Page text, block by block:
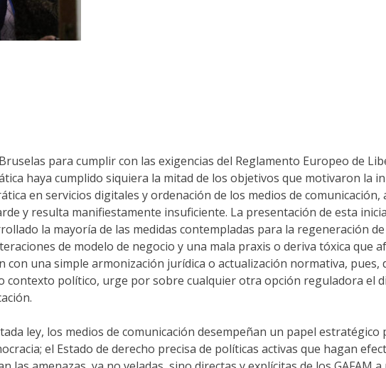
para cumplir con las exigencias del Reglamento Europeo de
haya cumplido siquiera la mitad de los objetivos que motivaron la
en servicios digitales y ordenación de los medios de comunicación,
y resulta manifiestamente insuficiente. La presentación de esta
la mayoría de las medidas contempladas para la regeneración
de modelo de negocio y una mala praxis o deriva tóxica que
con una simple armonización jurídica o actualización normativa, pues,
contexto político, urge por sobre cualquier otra opción reguladora el
ley, los medios de comunicación desempeñan un papel estratégico
el Estado de derecho precisa de políticas activas que hagan